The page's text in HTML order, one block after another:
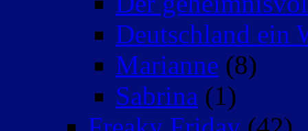
Deutschland ein
Marianne (8)
Sabrina (1)